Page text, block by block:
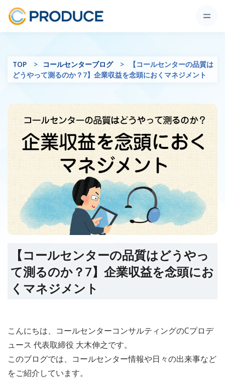
TOP コールセンターブログ
【コールセンターの品質は
どうやって測るのか？7】企業収益を念頭におくマネジメント
【コールセンターの品質はどうやっ
て測るのか？7】企業収益を念頭にお
くマネジメント
こんにちは、コールセンターコンサルティングのCプロデ
ュース 代表取締役 大木伸之です。
このブログでは、コールセンター情報や日々の出来事など
をご紹介しています。